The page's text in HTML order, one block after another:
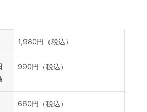
1,980円（税込）
990円（税込）
660円（税込）